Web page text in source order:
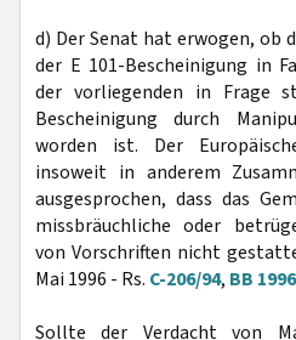
d) Der Senat hat erwogen, ob
der E 101-Bescheinigung in
der vorliegenden in Frage
Bescheinigung durch
worden ist. Der
insoweit in anderem
ausgesprochen, dass das
missbräuchliche oder
von Vorschriften nicht
Mai 1996 - Rs. C-206/94, BB
Sollte der Verdacht von